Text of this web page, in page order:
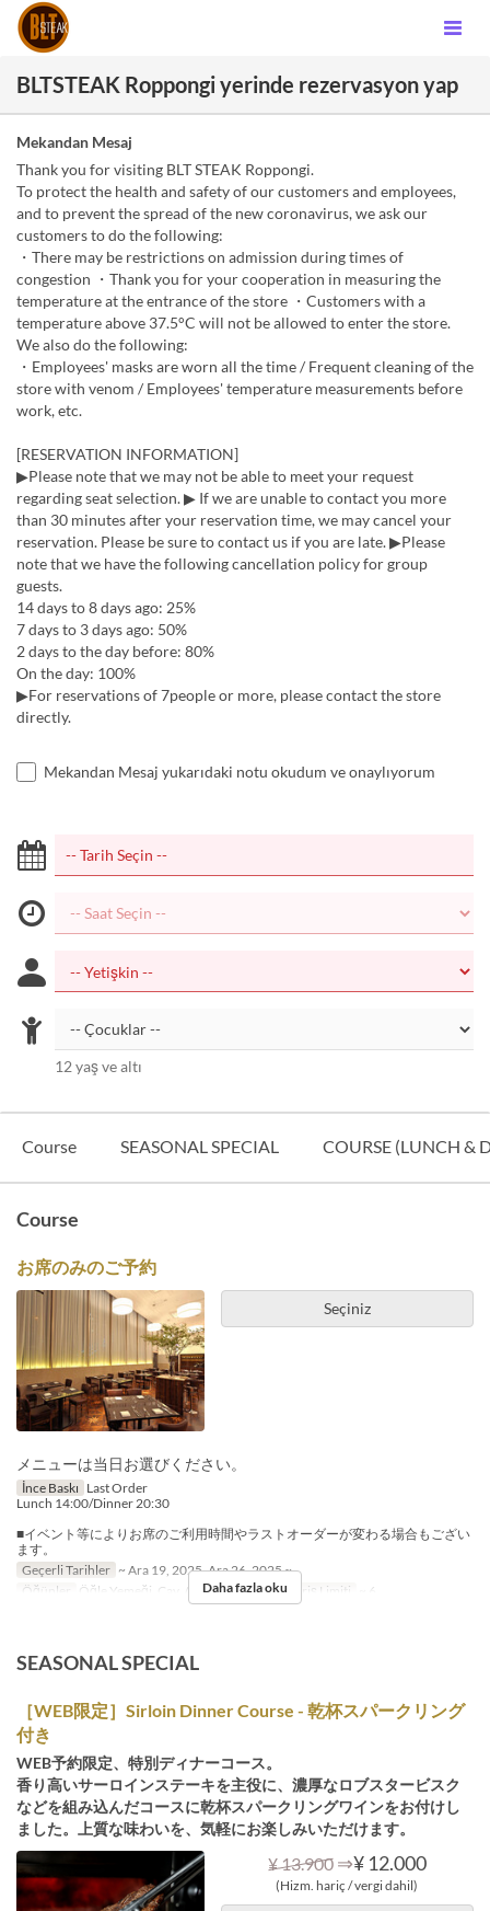
BLTSTEAK Roppongi yerinde rezervasyon yap
Mekandan Mesaj
Thank you for visiting BLT STEAK Roppongi.
To protect the health and safety of our customers and employees,
and to prevent the spread of the new coronavirus, we ask our
customers to do the following:
・There may be restrictions on admission during times of
congestion ・Thank you for your cooperation in measuring the
temperature at the entrance of the store ・Customers with a
temperature above 37.5°C will not be allowed to enter the store.
We also do the following:
・Employees' masks are worn all the time / Frequent cleaning of the
store with venom / Employees' temperature measurements before
work, etc.
[RESERVATION INFORMATION]
▶Please note that we may not be able to meet your request
regarding seat selection. ▶ If we are unable to contact you more
than 30 minutes after your reservation time, we may cancel your
reservation. Please be sure to contact us if you are late. ▶Please
note that we have the following cancellation policy for group
guests.
14 days to 8 days ago: 25%
7 days to 3 days ago: 50%
2 days to the day before: 80%
On the day: 100%
▶For reservations of 7people or more, please contact the store
directly.
Mekandan Mesaj yukarıdaki notu okudum ve onaylıyorum
12 yaş ve altı
Course SEASONAL SPECIAL COURSE (LUNCH &
Course
お席のみのご予約
Seçiniz
メニューは当日お選びください。
İnce Baskı Last Order
Lunch 14:00/Dinner 20:30
■イベント等によりお席のご利用時間やラストオーダーが変わる場合もござい
ます。
Geçerli Tarihler ~ Ara 19, 2025, Ara 26, 2025 ~
Öğünler
Öğle Yemeği, Çay, Akşam Yemeği Sipariş Limiti ~ 6
Daha fazla oku
SEASONAL SPECIAL
［WEB限定］Sirloin Dinner Course - 乾杯スパークリング
付き
WEB予約限定、特別ディナーコース。
香り高いサーロインステーキを主役に、濃厚なロブスタービスク
などを組み込んだコースに乾杯スパークリングワインをお付けし
ました。上質な味わいを、気軽にお楽しみいただけます。
¥ 13.900 ⇒¥ 12.000
(Hizm. hariç / vergi dahil)